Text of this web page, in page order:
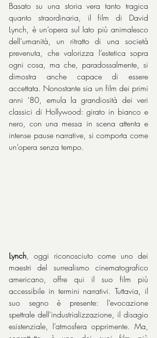
Basato su una storia vera tanto tragica
quanto straordinaria, il film di David
Lynch, è un’opera sul lato più animalesco
dell’umanità, un ritratto di una società
prevenuta, che valorizza l’estetica sopra
ogni cosa, ma che, paradossalmente, si
dimostra anche capace di essere
accettata. Nonostante sia un film dei primi
anni ‘80, emula la grandiosità dei veri
classici di Hollywood: girato in bianco e
nero, con una messa in scena attenta e
intense pause narrative, si comporta come
un’opera senza tempo.
Lynch, oggi riconosciuto come uno dei
maestri del surrealismo cinematografico
americano, offre qui il suo film più
accessibile in termini narrativi. Tuttavia, il
suo segno è presente: l’evocazione
spettrale dell’industrializzazione, il disagio
esistenziale, l’atmosfera opprimente. Ma,